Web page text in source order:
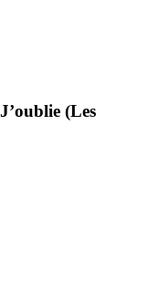
(Les